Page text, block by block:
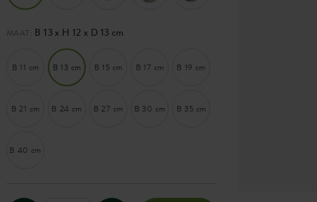
MAAT: B 13 x H 12 x D 13 cm
B 11 cm B 13 cm B 15 cm B 17 cm B 19 cm
B 21 cm B 24 cm B 27 cm B 30 cm B 35 cm
B 40 cm